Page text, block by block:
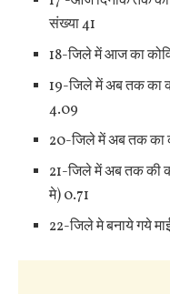
संख्या 41
18-जिले में आज का
19-जिले में अब तक का
4.09
20-जिले में अब तक का
21-जिले में अब तक की
मे) 0.71
22-जिले मे बनाये गये